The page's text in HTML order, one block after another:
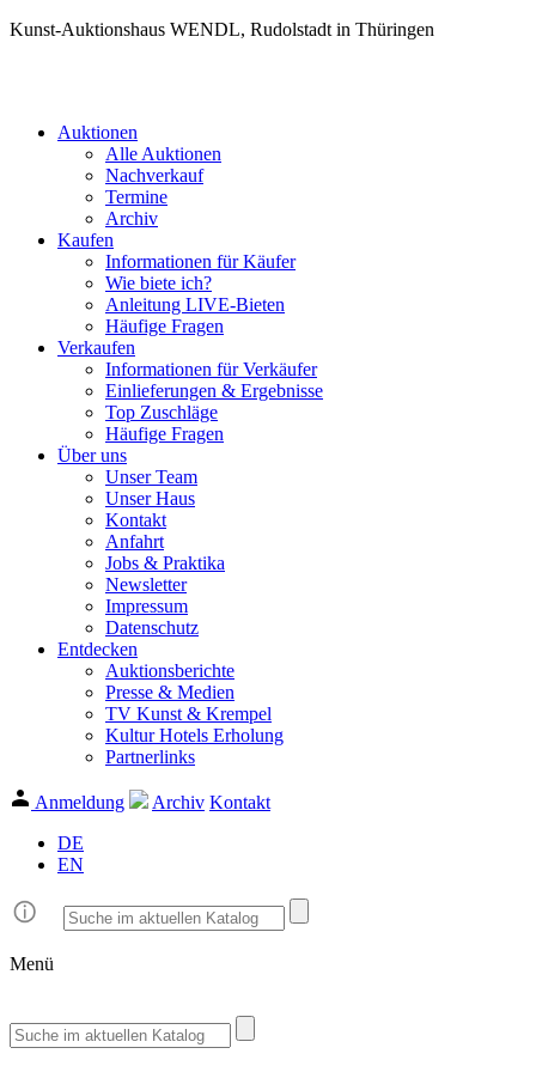
Kunst-Auktionshaus WENDL, Rudolstadt in Thüringen
Auktionen
Alle Auktionen
Nachverkauf
Termine
Archiv
Kaufen
Informationen für Käufer
Wie biete ich?
Anleitung LIVE-Bieten
Häufige Fragen
Verkaufen
Informationen für Verkäufer
Einlieferungen & Ergebnisse
Top Zuschläge
Häufige Fragen
Über uns
Unser Team
Unser Haus
Kontakt
Anfahrt
Jobs & Praktika
Newsletter
Impressum
Datenschutz
Entdecken
Auktionsberichte
Presse & Medien
TV Kunst & Krempel
Kultur Hotels Erholung
Partnerlinks
Anmeldung Archiv Kontakt
DE
EN
Menü